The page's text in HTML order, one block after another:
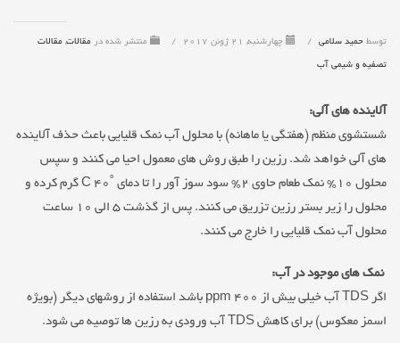
توسط حمید سلامی / چهارشنبه, 21 ژوئن 2017 / منتشر شده در مقالات, مقالات
تصفیه و شیمی آب
آلاینده های آلی:
شستشوی منظم (هفتگی یا ماهانه) با محلول آب نمک قلیایی باعث حذف آلاینده
های آلی خواهد شد. رزین را طبق روش های معمول احیا می کنند و سپس
محلول ۱۰% نمک طعام حاوی ۲% سود سوز آور را تا دمای ˚C 40 گرم کرده و
محلول را زیر بستر رزین تزریق می کنند. پس از گذشت ۵ الی ۱۰ ساعت
محلول آب نمک قلیایی را خارج می کنند.
نمک های موجود در آب:
اگر TDS آب خیلی بیش از ppm 400 باشد استفاده از روشهای دیگر (بویژه
اسمز معکوس) برای کاهش TDS آب ورودی به رزین ها توصیه می شود.